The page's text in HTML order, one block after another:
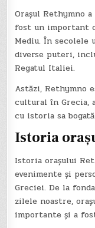
Orașul Rethymno
fost un important
Mediu. În secolele
diverse puteri,
Regatul Italiei.
Astăzi,
cultural în Grecia,
cu istoria sa
Istoria
Istoria orașului
evenimente și
Greciei. De la
zilele noastre,
importante și a